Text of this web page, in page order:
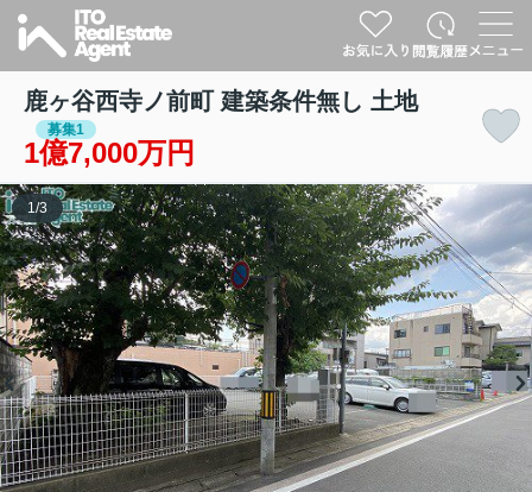
鹿ヶ谷西寺ノ前町 建築条件無し 土地
募集1
1億7,000万円
1/3